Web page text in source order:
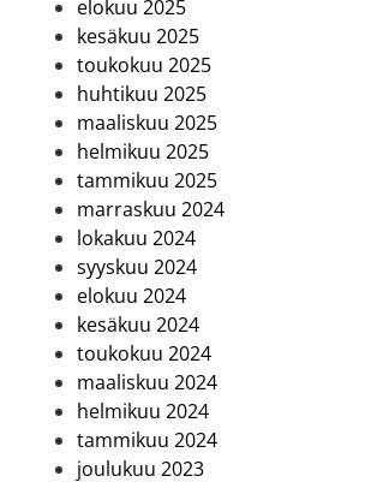
elokuu 2025
kesäkuu 2025
toukokuu 2025
huhtikuu 2025
maaliskuu 2025
helmikuu 2025
tammikuu 2025
marraskuu 2024
lokakuu 2024
syyskuu 2024
elokuu 2024
kesäkuu 2024
toukokuu 2024
maaliskuu 2024
helmikuu 2024
tammikuu 2024
joulukuu 2023